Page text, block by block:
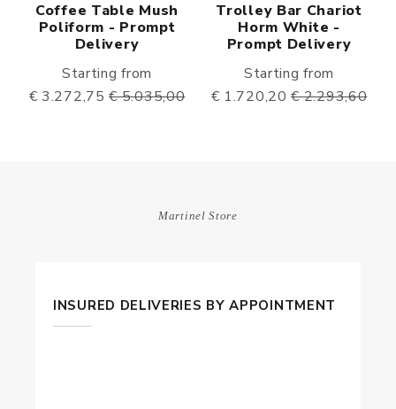
Coffee Table Mush
Poliform - Prompt
Delivery
Starting from
€ 3.272,75€ 5.035,00
Trolley Bar Chariot
Horm White -
Prompt Delivery
Starting from
€ 1.720,20€ 2.293,60
Martinel Store
INSURED DELIVERIES BY APPOINTMENT